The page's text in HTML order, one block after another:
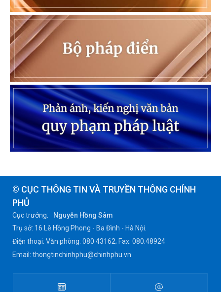
© CỤC THÔNG TIN VÀ TRUYỀN THÔNG CHÍNH
PHỦ
Cục trưởng:
Nguyễn Hồng Sâm
Trụ sở: 16 Lê Hồng Phong - Ba Đình - Hà Nội.
Điện thoại: Văn phòng: 080 43162; Fax: 080.48924
Email: thongtinchinhphu@chinhphu.vn